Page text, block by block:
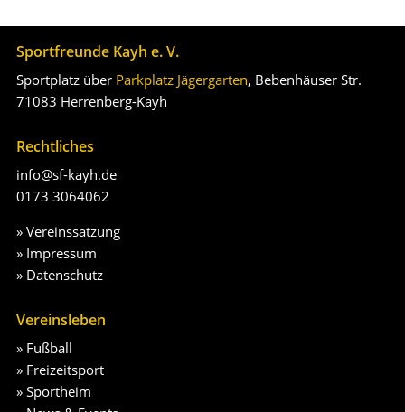
Sportfreunde Kayh e. V.
Sportplatz über Parkplatz Jägergarten, Bebenhäuser Str.
71083 Herrenberg-Kayh
Rechtliches
info@sf-kayh.de
0173 3064062
» Vereinssatzung
» Impressum
» Datenschutz
Vereinsleben
» Fußball
» Freizeitsport
» Sportheim